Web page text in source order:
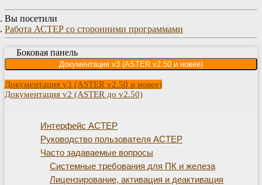
Вы посетили
Работа АСТЕР со сторонними программами
Боковая панель
Документация v3 (ASTER v2.50 и новее)
Документация v3 (ASTER v2.50 и новее)
Документация v2 (ASTER до v2.50)
Интерфейс АСТЕР
Руководство пользователя АСТЕР
Часто задаваемые вопросы
Системные требования для ПК и железа
Лицензирование, активация и деактивация